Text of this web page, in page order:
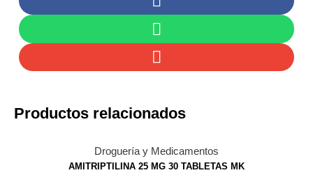
Productos relacionados
Droguería y Medicamentos
AMITRIPTILINA 25 MG 30 TABLETAS MK